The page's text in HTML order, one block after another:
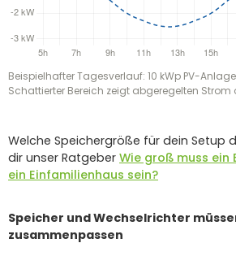
Beispielhafter Tagesverlauf: 10 kWp PV-
Schattierter Bereich zeigt abgeregelten Strom
Welche Speichergröße für dein Setup
dir unser Ratgeber Wie groß muss
ein Einfamilienhaus sein?
Speicher und Wechselrichter
zusammenpassen